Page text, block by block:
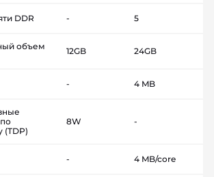
DDR - 5
объем
12GB 24GB
- 4 MB
(TDP)
8W -
- 4 MB/core